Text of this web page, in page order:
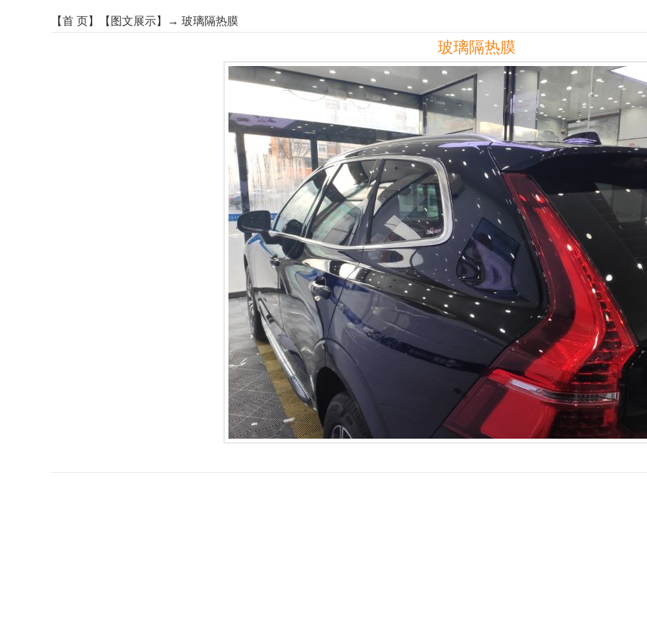
【首 页】【 图文展示】→ 玻璃隔热膜
玻璃隔热膜